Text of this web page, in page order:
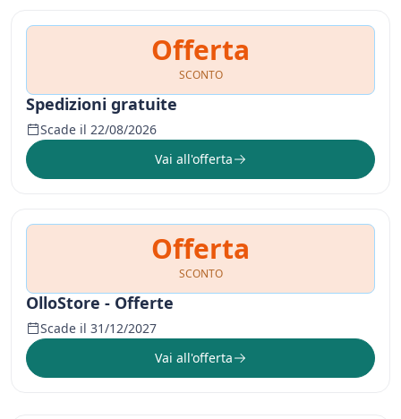
Offerta
SCONTO
Spedizioni gratuite
Scade il 22/08/2026
Vai all'offerta
Offerta
SCONTO
OlloStore - Offerte
Scade il 31/12/2027
Vai all'offerta